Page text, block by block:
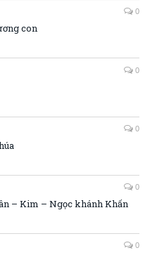
0
con
0
0
0
– Kim – Ngọc khánh Khấn
0